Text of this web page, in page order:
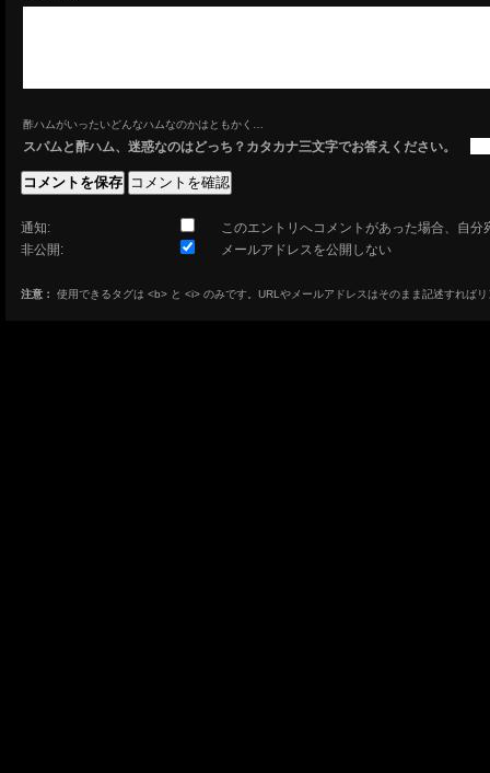
酢ハムがいったいどんなハムなのかはともかく…
スパムと酢ハム、迷惑なのはどっち？カタカナ三文字でお答えください。
通知:
このエントリへコメントがあった場合、自分
非公開:
メールアドレスを公開しない
注意： 使用できるタグは <b> と <i> のみです。URLやメールアドレスはそのまま記述すれば